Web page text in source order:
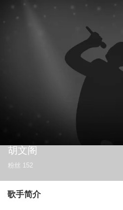
胡文阁
粉丝 152
歌手简介